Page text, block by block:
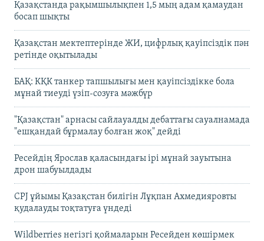
Қазақстанда рақымшылықпен 1,5 мың адам қамаудан
босап шықты
Қазақстан мектептерінде ЖИ, цифрлық қауіпсіздік пән
ретінде оқытылады
БАҚ: КҚК танкер тапшылығы мен қауіпсіздікке бола
мұнай тиеуді үзіп-созуға мәжбүр
"Қазақстан" арнасы сайлауалды дебаттағы сауалнамада
"ешқандай бұрмалау болған жоқ" дейді
Ресейдің Ярослав қаласындағы ірі мұнай зауытына
дрон шабуылдады
CPJ ұйымы Қазақстан билігін Лұқпан Ахмедияровты
қудалауды тоқтатуға үндеді
Wildberries негізгі қоймаларын Ресейден көшірмек